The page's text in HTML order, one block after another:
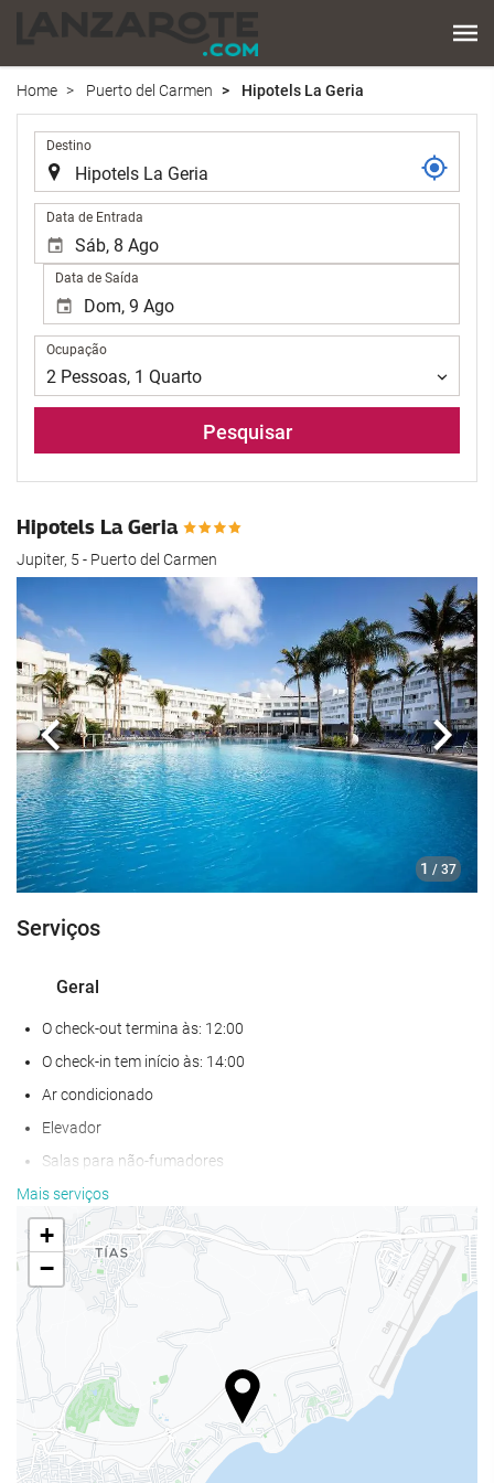
Home Puerto del Carmen Hipotels La Geria
Destino
Data de Entrada
Data de Saída
Ocupação
Ocupação
2 Pessoas, 1 Quarto
Pesquisar
Hipotels La Geria
Jupiter, 5 - Puerto del Carmen
1 / 37
Anterior
Serviços
Geral
O check-out termina às: 12:00
O check-in tem início às: 14:00
Ar condicionado
Elevador
Salas para não-fumadores
Proibido fumar em todas as áreas
Zona de fumadores
Não admite animais
Activities
Acesso à praia
Desportos de Água
Ténis
Ping-pong
Mais serviços
+
−